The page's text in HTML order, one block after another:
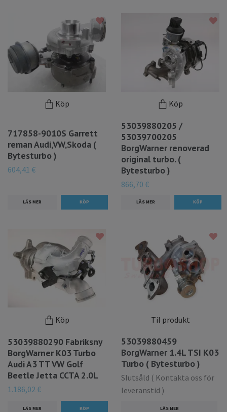
Köp
717858-9010S Garrett
reman Audi,VW,Skoda (
Bytesturbo )
604,41 €
LÄS MER
Köp
53039880205 /
53039700205
BorgWarner renoverad
original turbo. (
Bytesturbo )
866,70 €
LÄS MER
Köp
53039880290 Fabriksny
BorgWarner K03 Turbo
Audi A3 TT VW Golf
Beetle Jetta CCTA 2.0L
1.186,02 €
LÄS MER
Til produkt
53039880459
BorgWarner 1.4L TSI K03
Turbo ( Bytesturbo )
Slutsåld ( Kontakta oss för
leveranstid )
LÄS MER